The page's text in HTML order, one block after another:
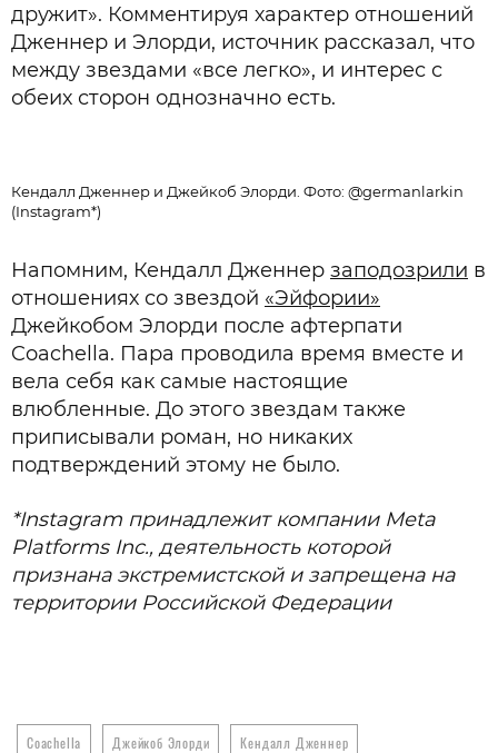
дружит». Комментируя характер отношений
Дженнер и Элорди, источник рассказал, что
между звездами «все легко», и интерес с
обеих сторон однозначно есть.
Кендалл Дженнер и Джейкоб Элорди. Фото: @germanlarkin
(Instagram*)
Напомним, Кендалл Дженнер заподозрили в
отношениях со звездой «Эйфории»
Джейкобом Элорди после афтерпати
Coachella. Пара проводила время вместе и
вела себя как самые настоящие
влюбленные. До этого звездам также
приписывали роман, но никаких
подтверждений этому не было.
*Instagram принадлежит компании Meta
Platforms Inc., деятельность которой
признана экстремистской и запрещена на
территории Российской Федерации
Coachella Джейкоб Элорди Кендалл Дженнер